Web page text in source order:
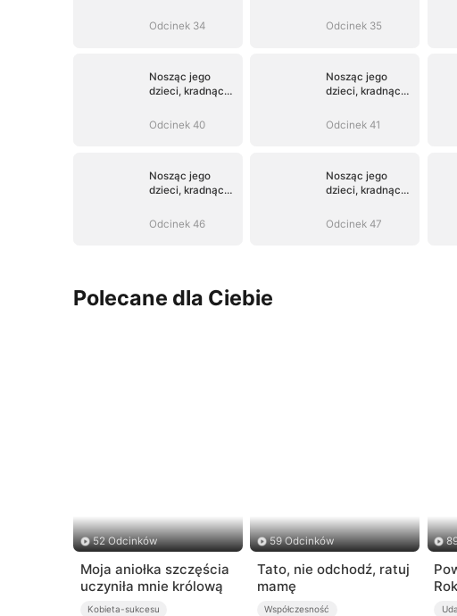
Odcinek 34
Odcinek 35
Nosząc jego
dzieci, kradnąc
Odcinek 40
Nosząc jego
dzieci, kradnąc
Odcinek 41
Nosząc jego
dzieci, kradnąc
Odcinek 46
Nosząc jego
dzieci, kradnąc
Odcinek 47
Polecane dla Ciebie
52 Odcinków
Moja aniołka szczęścia
uczyniła mnie królową
Kobieta-sukcesu
59 Odcinków
Tato, nie odchodź, ratuj
mamę
Współczesność